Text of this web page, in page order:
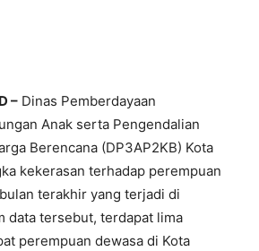
– Dinas Pemberdayaan
Anak serta Pengendalian
Berencana (DP3AP2KB) Kota
kekerasan terhadap perempuan
terakhir yang terjadi di
data tersebut, terdapat lima
perempuan dewasa di Kota